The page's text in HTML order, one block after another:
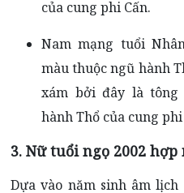
của cung phi Cấn.
Nam mạng tuổi
màu thuộc ngũ hành
xám bởi đây là
hành Thổ của cung phi
3. Nữtuổi ngọ 2002 hợp
Dựa vào năm sinh âm